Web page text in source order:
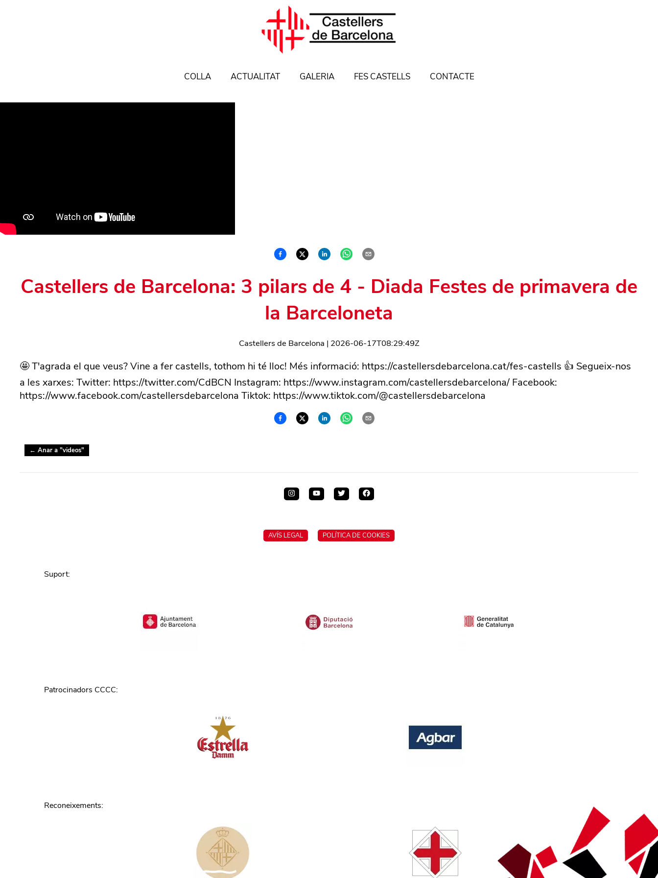
COLLA ACTUALITAT GALERIA FES CASTELLS CONTACTE
Castellers de Barcelona: 3 pilars de 4 - Diada Festes de primavera de
la Barceloneta
Castellers de Barcelona | 2026-06-17T08:29:49Z
🤩 T'agrada el que veus? Vine a fer castells, tothom hi té lloc! Més informació: https://castellersdebarcelona.cat/fes-castells 👍 Segueix-nos
a les xarxes: Twitter: https://twitter.com/CdBCN Instagram: https://www.instagram.com/castellersdebarcelona/ Facebook:
https://www.facebook.com/castellersdebarcelona Tiktok: https://www.tiktok.com/@castellersdebarcelona
← Anar a "videos"
AVÍS LEGAL POLÍTICA DE COOKIES
Suport:
Patrocinadors CCCC:
Reconeixements: